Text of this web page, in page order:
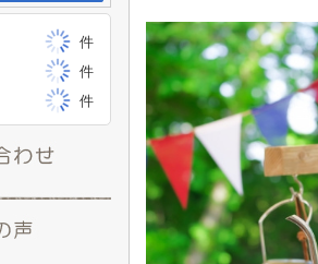
件
件
件